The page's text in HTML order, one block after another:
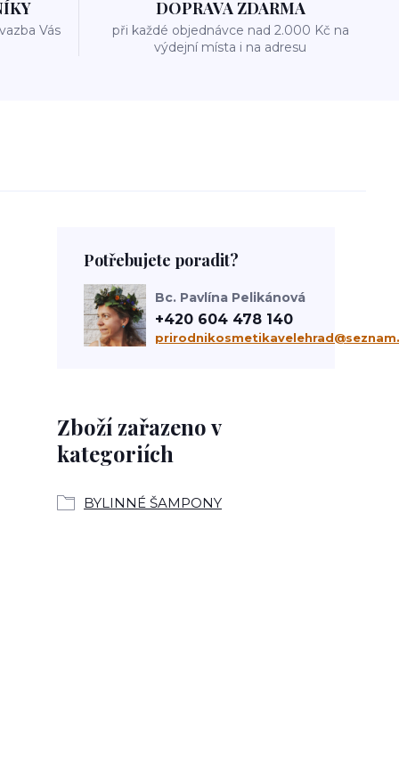
Vás
DOPRAVA ZDARMA
při každé objednávce nad 2.000 Kč na
výdejní místa i na adresu
Zboží zařazeno v
kategoriích
BYLINNÉ ŠAMPONY
Potřebujete poradit?
Bc. Pavlína Pelikánová
+420 604 478 140